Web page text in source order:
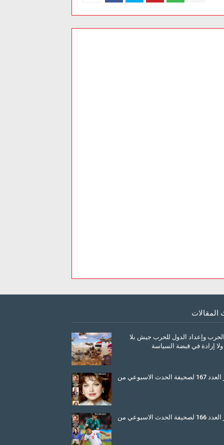
المقالات
وإعداد الدول للحرب جيش بلا
إرادة في قبضة السياسة
صدور العدد 167 لصحيفة الحدث الاسبوعي من
صدور العدد 166 لصحيفة الحدث الاسبوعي من